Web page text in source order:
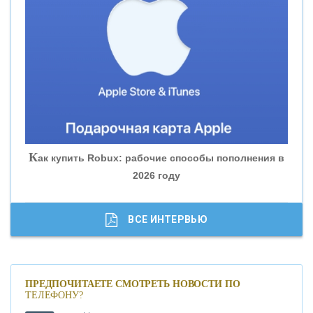
«ВНЕШПРОМБАНК»
«БАНК ГЛОБЭКС»
«СОВКОМБАНК»
«ГАЗПРОМБАНК»
«МОСКОВСКИЙ КРЕДИТНЫЙ БАНК»
Как купить Robux: рабочие способы пополнения в
2026 году
ВСЕ ИНТЕРВЬЮ
ПРЕДПОЧИТАЕТЕ СМОТРЕТЬ НОВОСТИ ПО
ТЕЛЕФОНУ?